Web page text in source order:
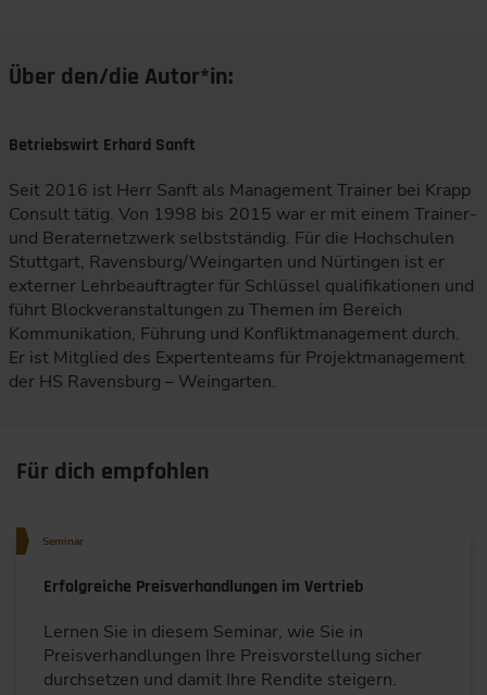
Über den/die Autor*in:
Betriebswirt Erhard Sanft
Seit 2016 ist Herr Sanft als Management Trainer bei Krapp
Consult tätig. Von 1998 bis 2015 war er mit einem Trainer-
und Beraternetzwerk selbstständig. Für die Hochschulen
Stuttgart, Ravensburg/Weingarten und Nürtingen ist er
externer Lehrbeauftragter für Schlüssel qualifikationen und
führt Blockveranstaltungen zu Themen im Bereich
Kommunikation, Führung und Konfliktmanagement durch.
Er ist Mitglied des Expertenteams für Projektmanagement
der HS Ravensburg – Weingarten.
Für dich empfohlen
Seminar
Erfolgreiche Preisverhandlungen im Vertrieb
Lernen Sie in diesem Seminar, wie Sie in
Preisverhandlungen Ihre Preisvorstellung sicher
durchsetzen und damit Ihre Rendite steigern.